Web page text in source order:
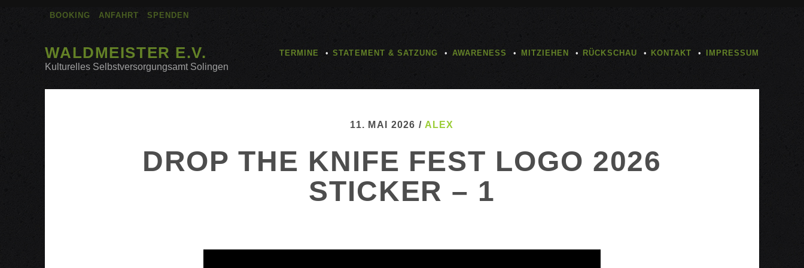
BOOKING ANFAHRT SPENDEN
WALDMEISTER E.V.
Kulturelles Selbstversorgungsamt Solingen
TERMINE STATEMENT & SATZUNG AWARENESS MITZIEHEN RÜCKSCHAU KONTAKT IMPRESSUM
11. MAI 2026 / ALEX
DROP THE KNIFE FEST LOGO 2026
STICKER – 1